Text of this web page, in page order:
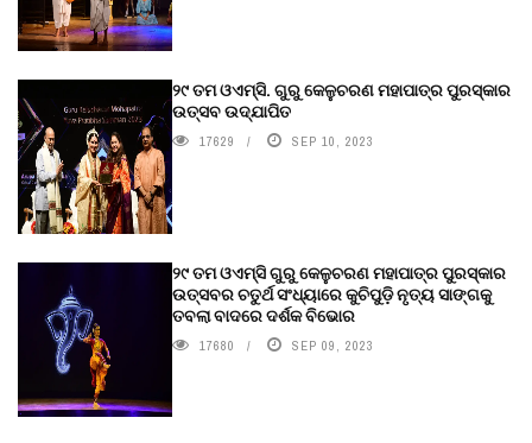
୨୯ ତମ ଓଏମ୍‌ସି. ଗୁରୁ କେଳୁଚରଣ ମହାପାତ୍ର ପୁରସ୍କାର
ଉତ୍ସବ ଉଦ୍‍ଯାପିତ
17629 SEP 10, 2023
୨୯ ତମ ଓଏମ୍‌ସି ଗୁରୁ କେଳୁଚରଣ ମହାପାତ୍ର ପୁରସ୍କାର
ଉତ୍ସବର ଚତୁର୍ଥ ସଂଧ୍ୟାରେ କୁଚିପୁଡ଼ି ନୃତ୍ୟ ସାଙ୍ଗକୁ
ତବଲା ବାଦରେ ଦର୍ଶକ ବିଭୋର
17680 SEP 09, 2023